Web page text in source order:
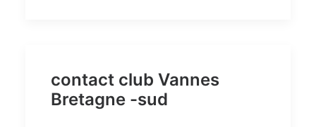
contact club Vannes
Bretagne -sud